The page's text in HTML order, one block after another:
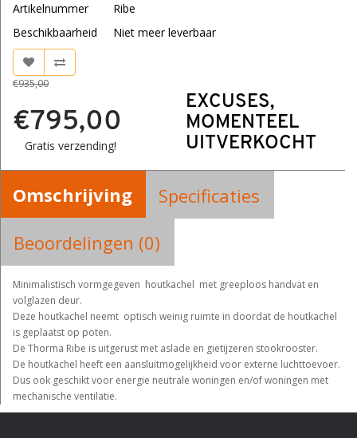
Artikelnummer
Ribe
Beschikbaarheid
Niet meer leverbaar
€935,00
€795,00
Gratis verzending!
EXCUSES,
MOMENTEEL
UITVERKOCHT
Omschrijving
Specificaties
Beoordelingen (0)
Minimalistisch vormgegeven houtkachel met greeploos handvat en
volglazen deur.
Deze houtkachel neemt optisch weinig ruimte in doordat de houtkachel
is geplaatst op poten.
De Thorma Ribe is uitgerust met aslade en gietijzeren stookrooster.
De houtkachel heeft een aansluitmogelijkheid voor externe luchttoevoer.
Dus ook geschikt voor energie neutrale woningen en/of woningen met
mechanische ventilatie.